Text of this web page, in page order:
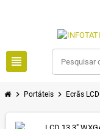
view_headline
chevron_right Portáteis chevron_right Ecrãs LCD